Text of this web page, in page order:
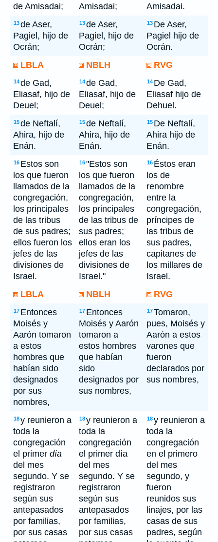
de Amisadai;
Amisadai;
Amisadai.
13de Aser,
Pagiel, hijo de
Ocrán;
13de Aser,
Pagiel, hijo de
Ocrán;
13 De Aser,
Pagiel hijo de
Ocrán.
LBLA
NBLH RVG
14de Gad,
Eliasaf, hijo de
Deuel;
14de Gad,
Eliasaf, hijo de
Deuel;
14 De Gad,
Eliasaf hijo de
Dehuel.
15de Neftalí,
Ahira, hijo de
Enán.
15de Neftalí,
Ahira, hijo de
Enán.
15 De Neftalí,
Ahira hijo de
Enán.
16 Estos son
los que fueron
llamados de la
congregación,
los principales
de las tribus
de sus padres;
ellos fueron los
jefes de las
divisiones de
Israel.
16"Estos son
los que fueron
llamados de la
congregación,
los principales
de las tribus de
sus padres;
ellos eran los
jefes de las
divisiones de
Israel."
16 Éstos eran
los de
renombre
entre la
congregación,
príncipes de
las tribus de
sus padres,
capitanes de
los millares de
Israel.
LBLA
NBLH RVG
17 Entonces
Moisés y
Aarón tomaron
a estos
hombres que
habían sido
designados
por sus
nombres,
17 Entonces
Moisés y Aarón
tomaron a
estos hombres
que habían
sido
designados por
sus nombres,
17Tomaron,
pues, Moisés y
Aarón a estos
varones que
fueron
declarados por
sus nombres,
18y reunieron a
toda la
congregación
el primer día
del mes
segundo. Y se
registraron
según sus
antepasados
por familias,
por sus casas
18y reunieron a
toda la
congregación
el primer día
del mes
segundo. Y se
registraron
según sus
antepasados
por familias,
por sus casas
18y reunieron a
toda la
congregación
en el primero
del mes
segundo, y
fueron
reunidos sus
linajes, por las
casas de sus
padres, según